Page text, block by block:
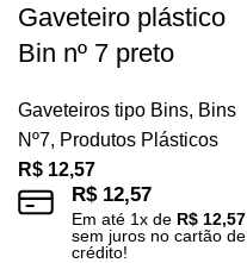
Gaveteiro plástico
Bin nº 7 preto
Gaveteiros tipo Bins, Bins
Nº7, Produtos Plásticos
R$ 12,57
R$12,57
Em até 1x de R$ 12,57
sem juros no cartão de
crédito!